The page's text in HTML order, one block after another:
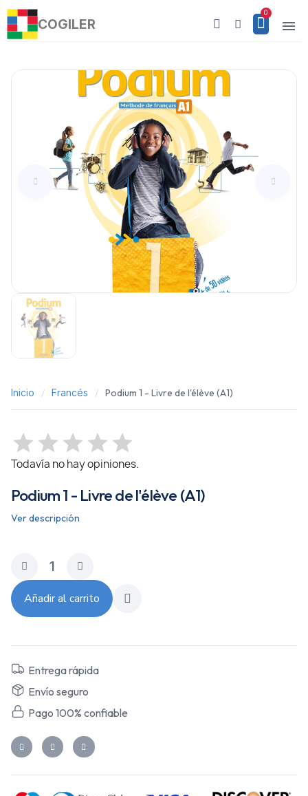
COGILER
Inicio Francés Podium 1 - Livre de l'élève (A1)
Todavía no hay opiniones.
Podium 1 - Livre de l'élève (A1)
Ver descripción
Añadir al carrito
Entrega rápida
Envío seguro
Pago 100% confiable